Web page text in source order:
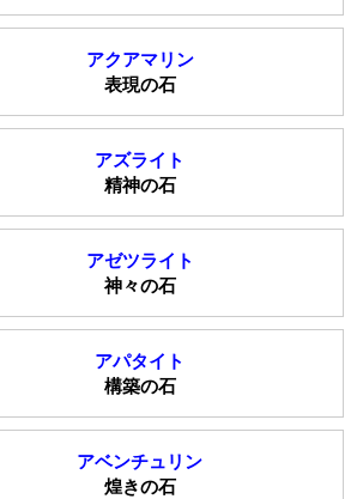
アクアマリン
表現の石
アズライト
精神の石
アゼツライト
神々の石
アパタイト
構築の石
アベンチュリン
煌きの石